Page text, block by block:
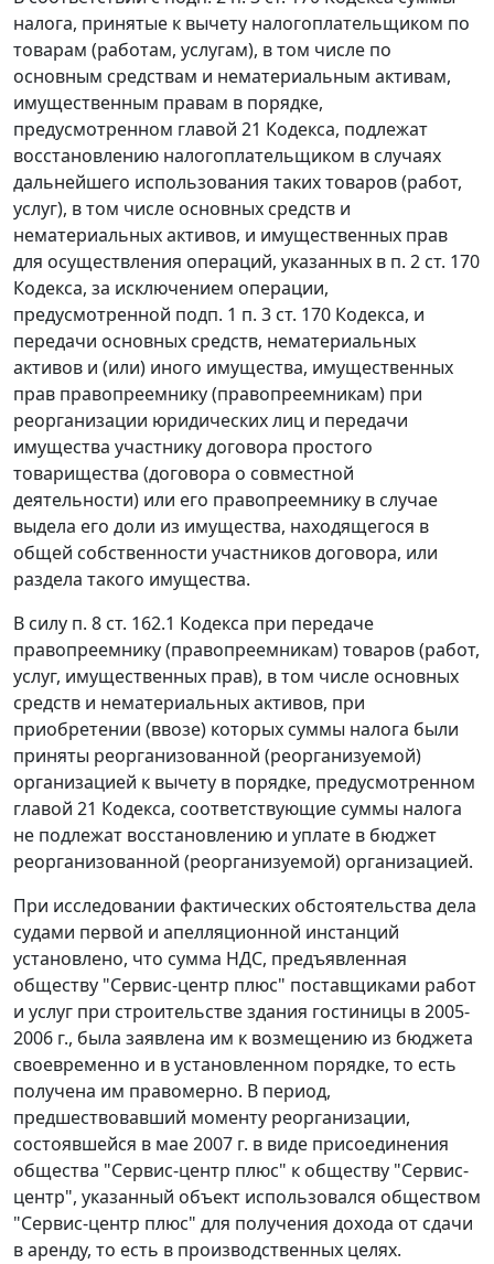
налога, принятые к вычету налогоплательщиком по
товарам (работам, услугам), в том числе по
основным средствам и нематериальным активам,
имущественным правам в порядке,
предусмотренном главой 21 Кодекса, подлежат
восстановлению налогоплательщиком в случаях
дальнейшего использования таких товаров (работ,
услуг), в том числе основных средств и
нематериальных активов, и имущественных прав
для осуществления операций, указанных в п. 2 ст. 170
Кодекса, за исключением операции,
предусмотренной подп. 1 п. 3 ст. 170 Кодекса, и
передачи основных средств, нематериальных
активов и (или) иного имущества, имущественных
прав правопреемнику (правопреемникам) при
реорганизации юридических лиц и передачи
имущества участнику договора простого
товарищества (договора о совместной
деятельности) или его правопреемнику в случае
выдела его доли из имущества, находящегося в
общей собственности участников договора, или
раздела такого имущества.
В силу п. 8 ст. 162.1 Кодекса при передаче
правопреемнику (правопреемникам) товаров (работ,
услуг, имущественных прав), в том числе основных
средств и нематериальных активов, при
приобретении (ввозе) которых суммы налога были
приняты реорганизованной (реорганизуемой)
организацией к вычету в порядке, предусмотренном
главой 21 Кодекса, соответствующие суммы налога
не подлежат восстановлению и уплате в бюджет
реорганизованной (реорганизуемой) организацией.
При исследовании фактических обстоятельства дела
судами первой и апелляционной инстанций
установлено, что сумма НДС, предъявленная
обществу "Сервис-центр плюс" поставщиками работ
и услуг при строительстве здания гостиницы в 2005-
2006 г., была заявлена им к возмещению из бюджета
своевременно и в установленном порядке, то есть
получена им правомерно. В период,
предшествовавший моменту реорганизации,
состоявшейся в мае 2007 г. в виде присоединения
общества "Сервис-центр плюс" к обществу "Сервис-
центр", указанный объект использовался обществом
"Сервис-центр плюс" для получения дохода от сдачи
в аренду, то есть в производственных целях.